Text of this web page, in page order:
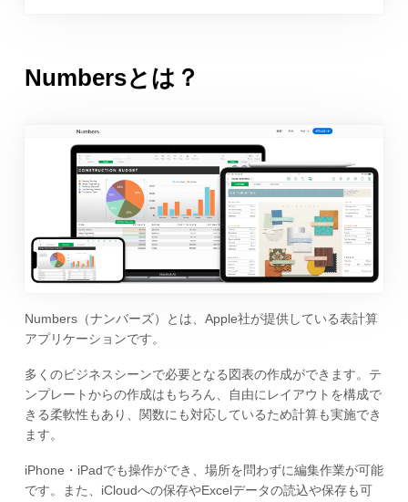
Numbersとは？
Numbers（ナンバーズ）とは、Apple社が提供している表計算
アプリケーションです。
多くのビジネスシーンで必要となる図表の作成ができます。テ
ンプレートからの作成はもちろん、自由にレイアウトを構成で
きる柔軟性もあり、関数にも対応しているため計算も実施でき
ます。
iPhone・iPadでも操作ができ、場所を問わずに編集作業が可能
です。また、iCloudへの保存やExcelデータの読込や保存も可